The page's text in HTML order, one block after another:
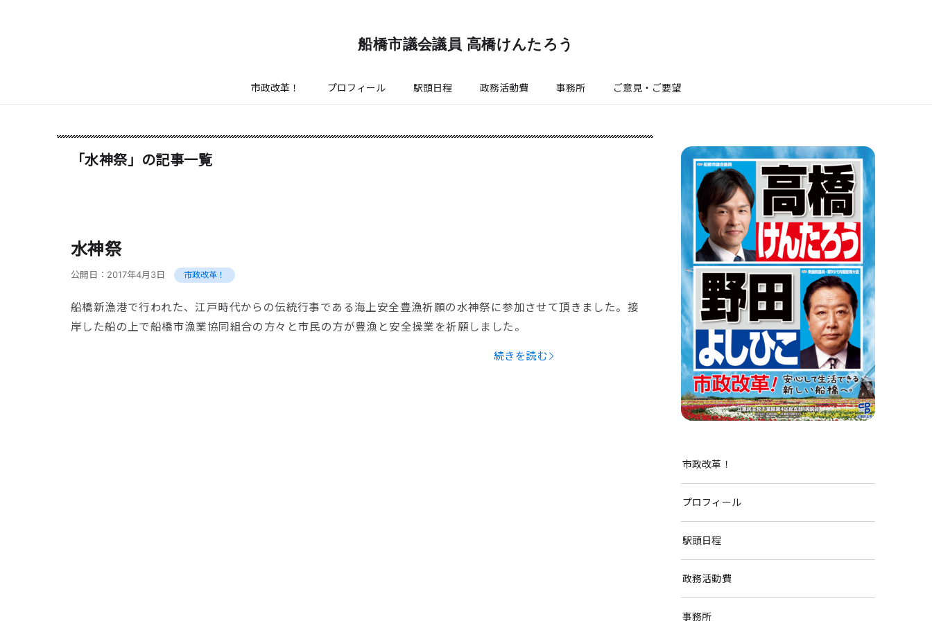
船橋市議会議員 高橋けんたろう
市政改革！ プロフィール 駅頭日程 政務活動費 事務所 ご意見・ご要望
「水神祭」の記事一覧
水神祭
公開日： 2017年4月3日 市政改革！
船橋新漁港で行われた、江戸時代からの伝統行事である海上安全豊漁祈願の水神祭に参加させて頂きました。接
岸した船の上で船橋市漁業協同組合の方々と市民の方が豊漁と安全操業を祈願しました。
続きを読む
市政改革！
プロフィール
駅頭日程
政務活動費
事務所